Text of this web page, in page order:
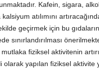
Kafein, sigara,
atılımını
geçirmek için bu
sınırlandırılması
fiziksel aktivitenin
olarak yapılan fiziksel aktivite